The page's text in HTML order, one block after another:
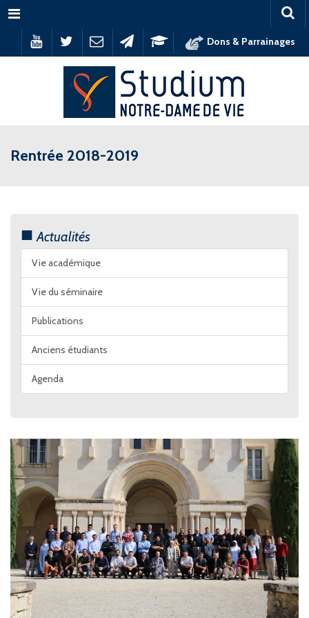
Menu
Dons & Parrainages
Rentrée 2018-2019
Actualités
Vie académique
Vie du séminaire
Publications
Anciens étudiants
Agenda